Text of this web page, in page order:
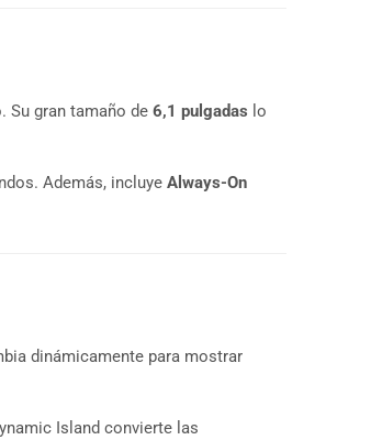
Su gran tamaño de 6,1 pulgadas lo
Además, incluye Always-On
dinámicamente para mostrar
Island convierte las